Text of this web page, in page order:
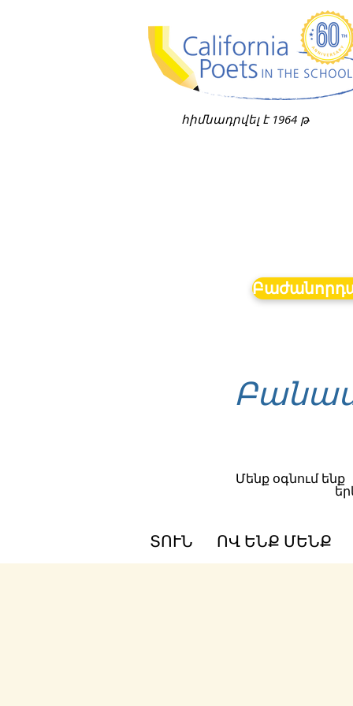
հիմնադրվել է 1964 թ
Մենք օգնում ենք
ՏՈՒՆ ՈՎ ԵՆՔ ՄԵՆՔ